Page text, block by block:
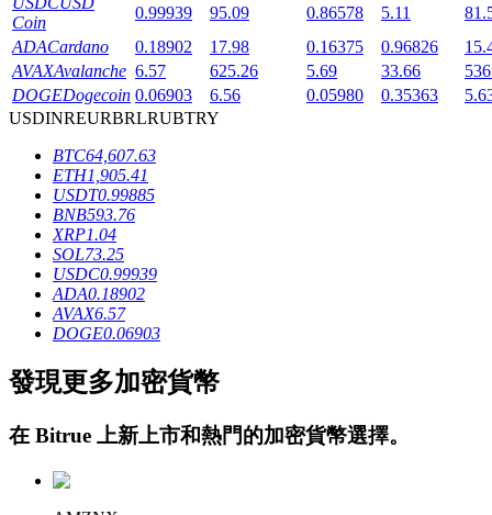
鎖倉BTR
輕鬆獲得多重福利
Coin
0.99939 95.09 0.86578 5.11
ADACardano 0.18902 17.98 0.16375 0.96826
AVAXAvalanche 6.57 625.26 5.69 33.66
DOGEDogecoin 0.06903 6.56 0.05980 0.35363
USDINREURBRLRUBTRY
BTC64,607.63
ETH1,905.41
USDT0.99885
BNB593.76
XRP1.04
SOL73.25
USDC0.99939
ADA0.18902
AVAX6.57
DOGE0.06903
發現更多加密貨幣
在 Bitrue 上新上市和熱門的加密貨幣選擇。